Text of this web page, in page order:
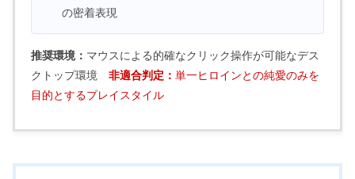
の密着表現
推奨環境： マウスによる的確なクリック操作が可能なデス
クトップ環境 非適合判定： 単一ヒロインとの純愛のみを
目的とするプレイスタイル